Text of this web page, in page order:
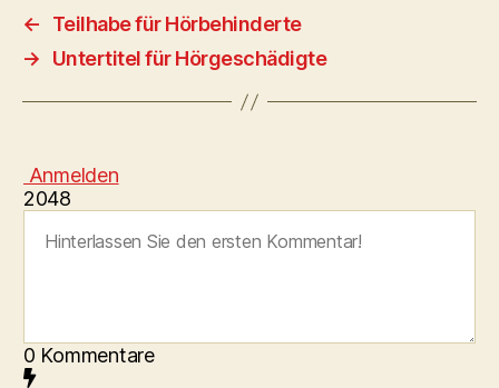
←
Teilhabe für Hörbehinderte
→
Untertitel für Hörgeschädigte
Anmelden
2048
0 Kommentare